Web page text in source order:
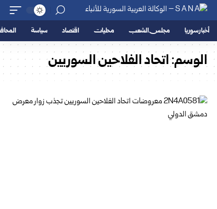
أخبار سوريا مجلس الشعب محليات اقتصاد سياسة
الوسم:اتحاد الفلاحين السوريين